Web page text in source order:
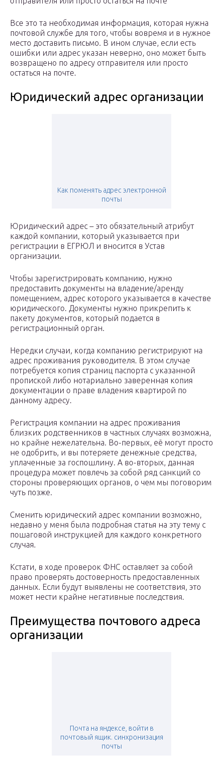
Все это та необходимая информация, которая нужна
почтовой службе для того, чтобы вовремя и в нужное
место доставить письмо. В ином случае, если есть
ошибки или адрес указан неверно, оно может быть
возвращено по адресу отправителя или просто
остаться на почте.
Юридический адрес организации
Как поменять адрес электронной
почты
Юридический адрес – это обязательный атрибут
каждой компании, который указывается при
регистрации в ЕГРЮЛ и вносится в Устав
организации.
Чтобы зарегистрировать компанию, нужно
предоставить документы на владение/аренду
помещением, адрес которого указывается в качестве
юридического. Документы нужно прикрепить к
пакету документов, который подается в
регистрационный орган.
Нередки случаи, когда компанию регистрируют на
адрес проживания руководителя. В этом случае
потребуется копия страниц паспорта с указанной
пропиской либо нотариально заверенная копия
документации о праве владения квартирой по
данному адресу.
Регистрация компании на адрес проживания
близких родственников в частных случаях возможна,
но крайне нежелательна. Во-первых, её могут просто
не одобрить, и вы потеряете денежные средства,
уплаченные за госпошлину. А во-вторых, данная
процедура может повлечь за собой ряд санкций со
стороны проверяющих органов, о чем мы поговорим
чуть позже.
Сменить юридический адрес компании возможно,
недавно у меня была подробная статья на эту тему с
пошаговой инструкцией для каждого конкретного
случая.
Кстати, в ходе проверок ФНС оставляет за собой
право проверять достоверность предоставленных
данных. Если будут выявлены не соответствия, это
может нести крайне негативные последствия.
Преимущества почтового адреса
организации
Почта на яндексе, войти в
почтовый ящик. синхронизация
почты